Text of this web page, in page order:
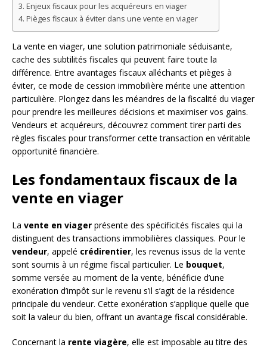
Enjeux fiscaux pour les acquéreurs en viager
Pièges fiscaux à éviter dans une vente en viager
La vente en viager, une solution patrimoniale séduisante,
cache des subtilités fiscales qui peuvent faire toute la
différence. Entre avantages fiscaux alléchants et pièges à
éviter, ce mode de cession immobilière mérite une attention
particulière. Plongez dans les méandres de la fiscalité du viager
pour prendre les meilleures décisions et maximiser vos gains.
Vendeurs et acquéreurs, découvrez comment tirer parti des
règles fiscales pour transformer cette transaction en véritable
opportunité financière.
Les fondamentaux fiscaux de la
vente en viager
La vente en viager présente des spécificités fiscales qui la
distinguent des transactions immobilières classiques. Pour le
vendeur, appelé crédirentier, les revenus issus de la vente
sont soumis à un régime fiscal particulier. Le bouquet,
somme versée au moment de la vente, bénéficie d’une
exonération d’impôt sur le revenu s’il s’agit de la résidence
principale du vendeur. Cette exonération s’applique quelle que
soit la valeur du bien, offrant un avantage fiscal considérable.
Concernant la rente viagère, elle est imposable au titre des